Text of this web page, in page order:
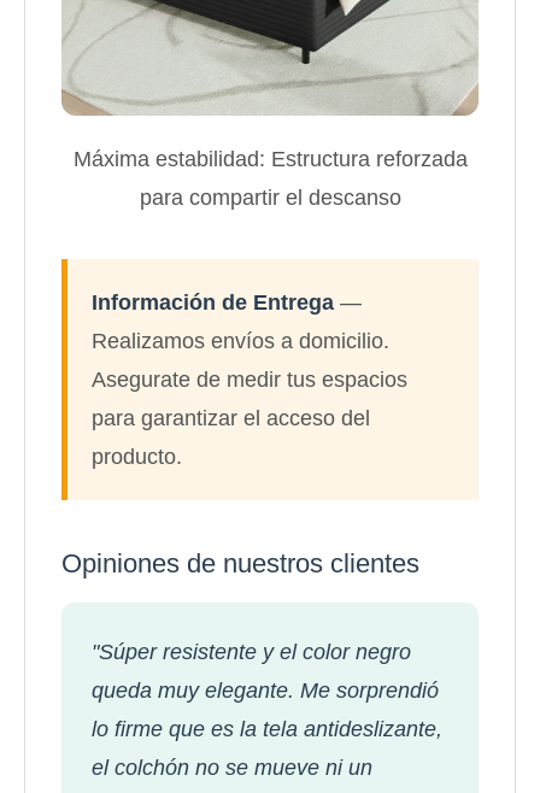
Máxima estabilidad: Estructura reforzada
para compartir el descanso
Información de Entrega —
Realizamos envíos a domicilio.
Asegurate de medir tus espacios
para garantizar el acceso del
producto.
Opiniones de nuestros clientes
"Súper resistente y el color negro
queda muy elegante. Me sorprendió
lo firme que es la tela antideslizante,
el colchón no se mueve ni un